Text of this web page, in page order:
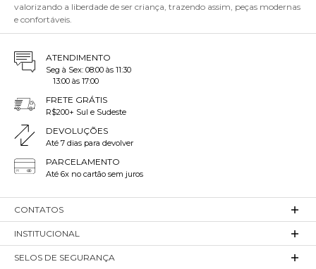
valorizando a liberdade de ser criança, trazendo assim, peças modernas
e confortáveis.
ATENDIMENTO
Seg à Sex: 08:00 às 11:30
13:00 às 17:00
FRETE GRÁTIS
R$200+ Sul e Sudeste
DEVOLUÇÕES
Até 7 dias para devolver
PARCELAMENTO
Até 6x no cartão sem juros
CONTATOS
INSTITUCIONAL
SELOS DE SEGURANÇA